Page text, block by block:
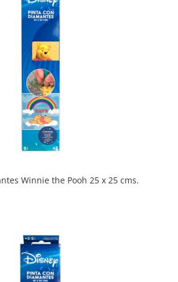
Winnie the Pooh 25 x 25 cms.